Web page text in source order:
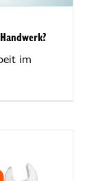
im